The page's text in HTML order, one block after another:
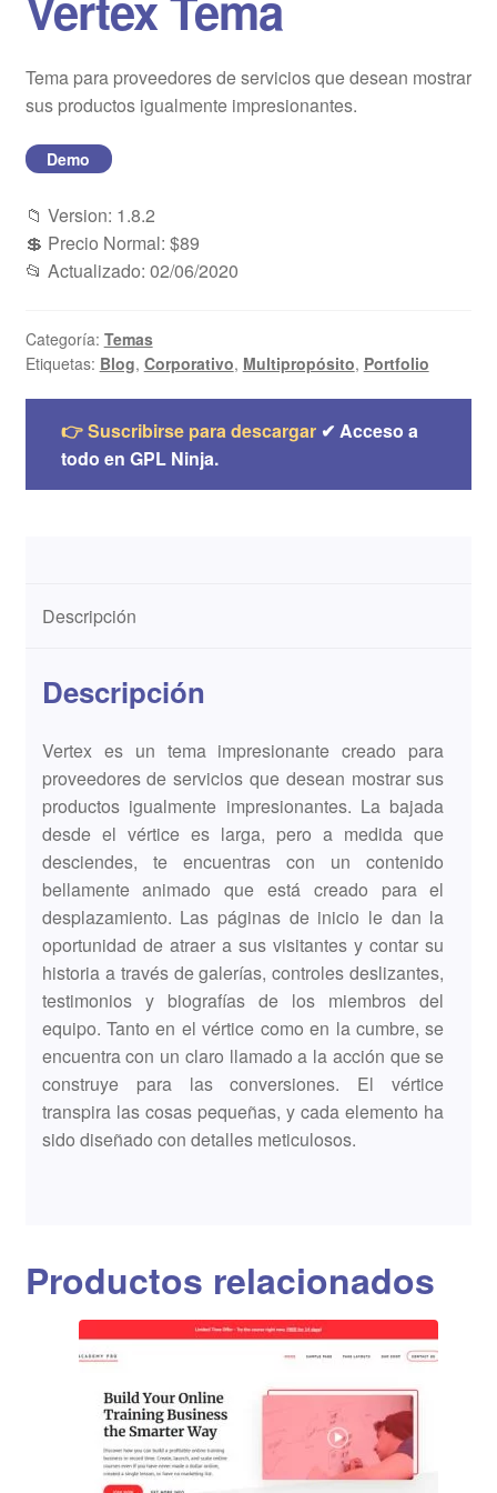
Blog
Mi cuenta
Tema para proveedores de servicios que desean mostrar
sus productos igualmente impresionantes.
Demo
📁 Version: 1.8.2
💲 Precio Normal: $89
📂 Actualizado: 02/06/2020
Categoría: Temas
Etiquetas: Blog, Corporativo, Multipropósito, Portfolio
👉 Suscribirse para descargar✔ Acceso a
todo en GPL Ninja.
Descripción
Descripción
Vertex es un tema impresionante creado para
proveedores de servicios que desean mostrar sus
productos igualmente impresionantes. La bajada
desde el vértice es larga, pero a medida que
desciendes, te encuentras con un contenido
bellamente animado que está creado para el
desplazamiento. Las páginas de inicio le dan la
oportunidad de atraer a sus visitantes y contar su
historia a través de galerías, controles deslizantes,
testimonios y biografías de los miembros del
equipo. Tanto en el vértice como en la cumbre, se
encuentra con un claro llamado a la acción que se
construye para las conversiones. El vértice
transpira las cosas pequeñas, y cada elemento ha
sido diseñado con detalles meticulosos.
Productos relacionados